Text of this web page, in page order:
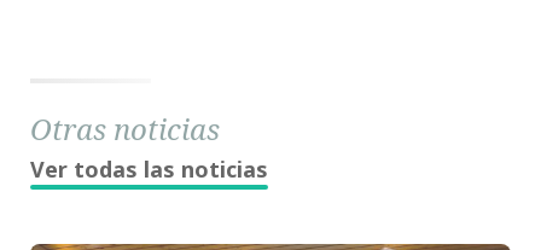
Otras noticias
Ver todas las noticias